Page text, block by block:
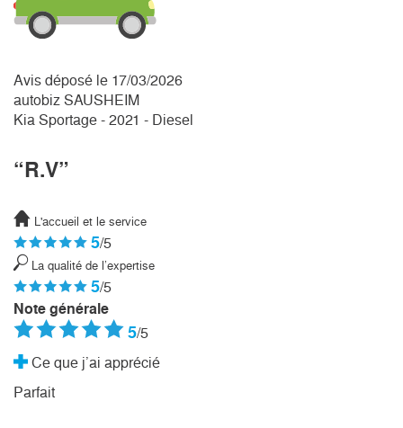
Avis déposé le 17/03/2026
autobiz SAUSHEIM
Kia Sportage - 2021 - Diesel
“R.V”
L'accueil et le service
5/5
La qualité de l’expertise
5/5
Note générale
5/5
Ce que j’ai apprécié
Parfait